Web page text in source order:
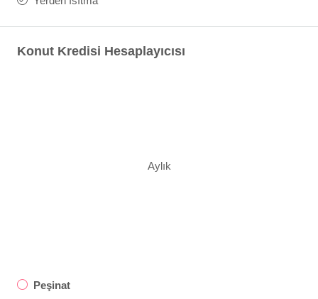
Konut Kredisi Hesaplayıcısı
Aylık
Peşinat